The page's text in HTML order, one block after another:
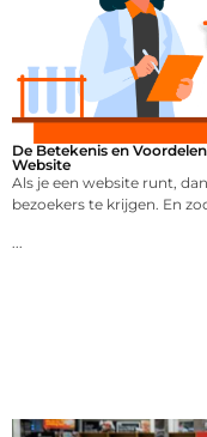
De Betekenis en
Website
Als je een website runt,
bezoekers te krijgen. En
...